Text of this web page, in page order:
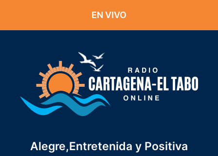
EN VIVO
Alegre,Entretenida y Positiva